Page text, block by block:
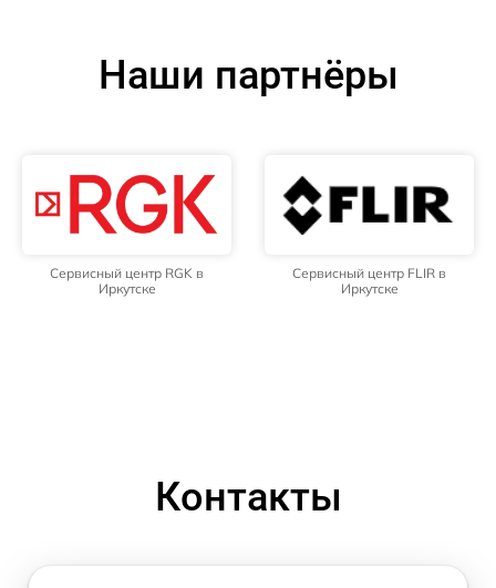
Наши партнёры
Сервисный центр RGK в
Иркутске
Сервисный центр FLIR в
Иркутске
Контакты